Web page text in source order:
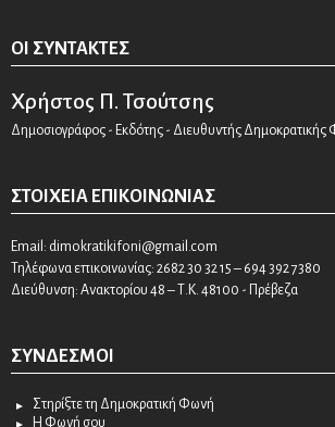
ΟΙ ΣΥΝΤΆΚΤΕΣ
Χρήστος Π. Τσούτσης
Δημοσιογράφος - Εκδότης - Διευθυντής
ΣΤΟΙΧΕΊΑ ΕΠΙΚΟΙΝΩΝΊΑΣ
Email: dimokratikifoni@gmail.com
Τηλέφωνα επικοινωνίας: 2682 30 32 15 – 694 392 7380
Διεύθυνση: Ανακτορίου 48 – Τ.Κ. 48100 - Πρέβεζα
ΣΎΝΔΕΣΜΟΙ
Στηρίξτε τη Δημοκρατική Φωνή
Η Φωνή σου